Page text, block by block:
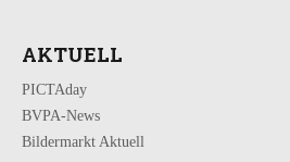
AKTUELL
PICTAday
BVPA-News
Bildermarkt Aktuell